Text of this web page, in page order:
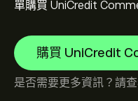
單購買 UniCredit
購買 UniCredit
是否需要更多資訊？請